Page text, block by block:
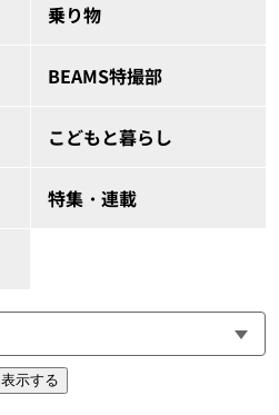
乗り物
BEAMS特撮部
こどもと暮らし
特集・連載
表示する